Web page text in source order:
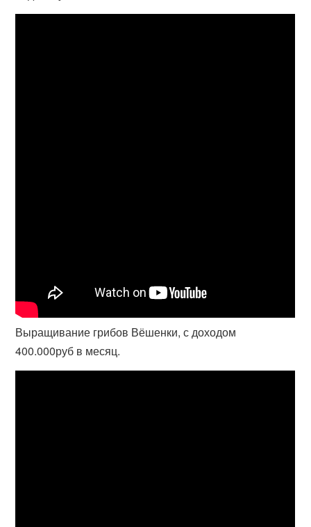
Выращивание грибов Вёшенки, с доходом
400.000руб в месяц.